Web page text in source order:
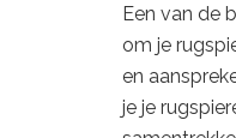
Een van de
om je
en
je je